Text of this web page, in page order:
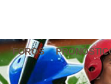
FOROS